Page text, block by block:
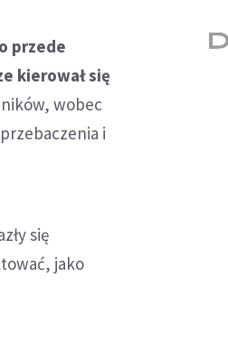
przede
kierował się
wobec
i
się
jako